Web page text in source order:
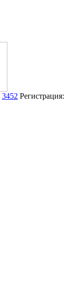
3452 Регистрация: